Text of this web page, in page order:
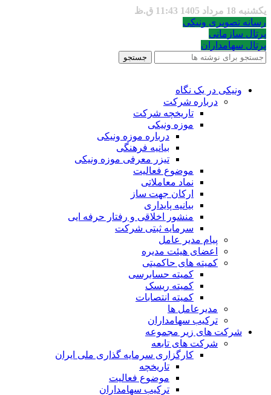
یکشنبه 18 مرداد 1405 11:43 ق.ظ
رسانه تصویری ونیکی
پرتال سازمانی
پرتال سهامداران
جستجو
ونیکی در یک نگاه
درباره شرکت
تاریخچه شرکت
موزه ونیکی
درباره موزه ونیکی
بیانیه فرهنگی
تیزر معرفی موزه ونیکی
موضوع فعالیت
نماد معاملاتی
ارکان جهت ساز
بیانیه پایداری
منشور اخلاقی و رفتار حرفه ایی
سرمایه ثبتی شرکت
پیام مدیر عامل
اعضای هیئت مدیره
کمیته های حاکمیتی
کمیته حسابرسی
کمیته ریسک
کمیته انتصابات
مدیرعامل ها
ترکیب سهامداران
شرکت های زیر مجموعه
شرکت های تابعه
کارگزاری سرمایه گذاری ملی ایران
تاریخچه
موضوع فعالیت
ترکیب سهامداران